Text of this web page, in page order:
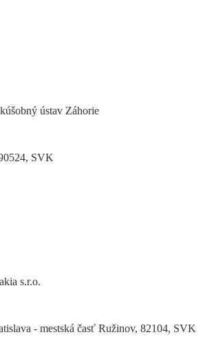
ústav Záhorie
SVK
s.r.o.
- mestská časť Ružinov, 82104, SVK